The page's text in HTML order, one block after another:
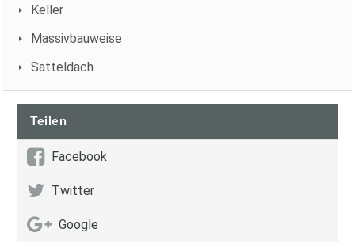
Keller
Massivbauweise
Satteldach
Teilen
Facebook
Twitter
Google